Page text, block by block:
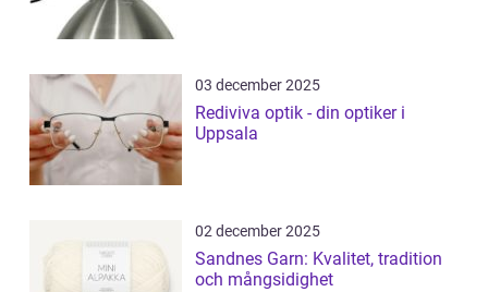
03 december 2025
Rediviva optik - din optiker i
Uppsala
02 december 2025
Sandnes Garn: Kvalitet, tradition
och mångsidighet